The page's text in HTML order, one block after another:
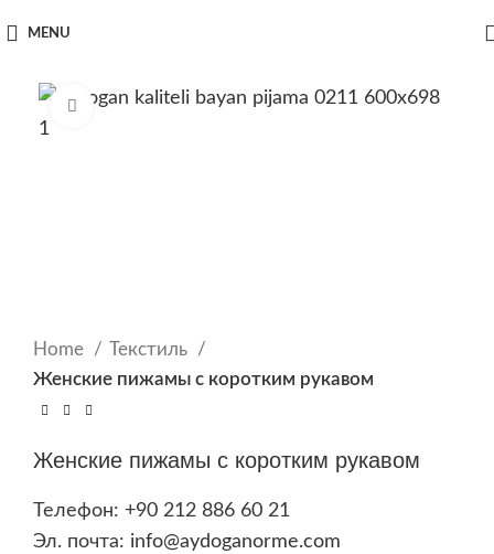
MENU
Click to enlarge
Home
Текстиль
Женские пижамы с коротким рукавом
Женские пижамы с коротким рукавом
Телефон: +90 212 886 60 21
Эл. почта: info@aydoganorme.com